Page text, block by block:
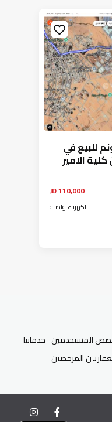
مساحة 15 دونم للبيع في
الامير
110,000 JD
الكهرباء واصلة
المستخدمين خدماتنا
المرخصين